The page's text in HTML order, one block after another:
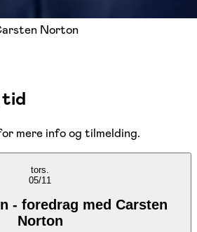
Norton
tid
mere info og tilmelding.
tors.
05/11
- foredrag med Carsten
Norton